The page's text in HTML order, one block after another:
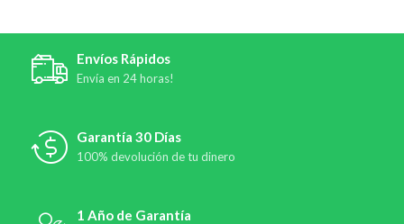
Envíos Rápidos
Envía en 24 horas!
Garantía 30 Días
100% devolución de tu dinero
1 Año de Garantía